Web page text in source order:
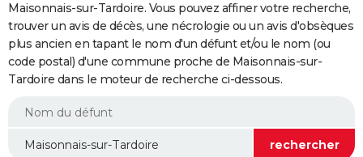
Retraite
Impôts
Epargne
Immobilier
Risques naturels par ville
Banque
Assurance
Crédit
Essais
Réserver un essai
Citadines
Berlines
SUV
Forum auto
+
HIGH-TECH
Mobiles
Meilleur smartphone
Internet
Ordinateurs
Jeux vidéo
Guide high-tech
+
BRICOLAGE
Forum
Aménagement intérieur
Extérieur
Cuisine
Salle de bains
Jardinage
Rangement
WEEK-END
Guides de France
Escapades
Patrimoine
Expositions
Musées
Week-end nature
LIFESTYLE
Maisonnais-sur-Tardoire. Vous pouvez affiner votre recherche,
trouver un avis de décès, une nécrologie ou un avis d'obsèques
plus ancien en tapant le nom d'un défunt et/ou le nom (ou
code postal) d'une commune proche de Maisonnais-sur-
Tardoire dans le moteur de recherche ci-dessous.